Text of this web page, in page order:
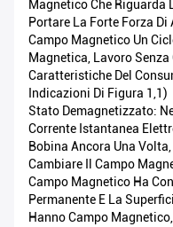
Magnetico Che Riguarda
Portare La Forte Forza Di
Campo Magnetico Un
Magnetica, Lavoro Senza
Caratteristiche Del
Indicazioni Di Figura 1,1)
Stato Demagnetizzato:
Corrente Istantanea
Bobina Ancora Una
Cambiare Il Campo
Campo Magnetico Ha
Permanente E La
Hanno Campo